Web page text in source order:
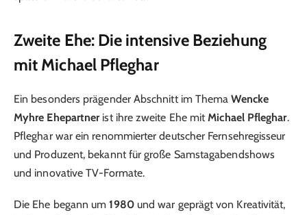
Zweite Ehe: Die intensive Beziehung
mit Michael Pfleghar
Ein besonders prägender Abschnitt im ThemaWencke
Myhre Ehepartnerist ihre zweite Ehe mit Michael Pfleghar.
Pfleghar war ein renommierter deutscher Fernsehregisseur
und Produzent, bekannt für große Samstagabendshows
und innovative TV-Formate.
Die Ehe begann um1980und war geprägt von Kreativität,